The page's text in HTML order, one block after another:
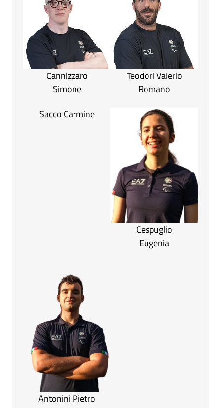
Cannizzaro
Simone
Teodori Valerio
Romano
Sacco Carmine
Cespuglio
Eugenia
Antonini Pietro